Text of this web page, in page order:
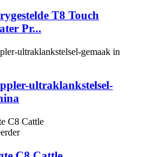
T8 Touch
Pr...
ultraklankstelsel-